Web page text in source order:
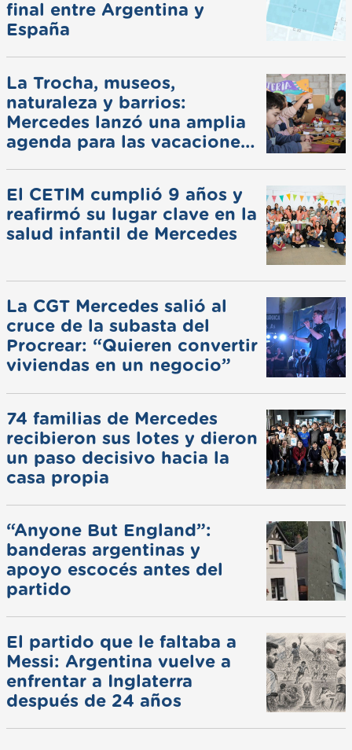
final entre Argentina y
España
La Trocha, museos,
naturaleza y barrios:
Mercedes lanzó una amplia
agenda para las vacaciones
El CETIM cumplió 9 años y
reafirmó su lugar clave en la
salud infantil de Mercedes
La CGT Mercedes salió al
cruce de la subasta del
Procrear: “Quieren convertir
viviendas en un negocio”
74 familias de Mercedes
recibieron sus lotes y dieron
un paso decisivo hacia la
casa propia
“Anyone But England”:
banderas argentinas y
apoyo escocés antes del
partido
El partido que le faltaba a
Messi: Argentina vuelve a
enfrentar a Inglaterra
después de 24 años